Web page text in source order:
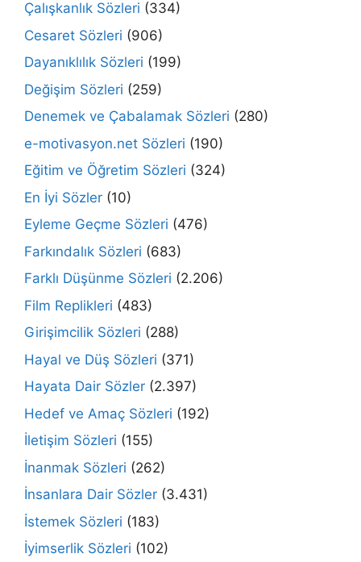
Çalışkanlık Sözleri (334)
Cesaret Sözleri (906)
Dayanıklılık Sözleri (199)
Değişim Sözleri (259)
Denemek ve Çabalamak Sözleri (280)
e-motivasyon.net Sözleri (190)
Eğitim ve Öğretim Sözleri (324)
En İyi Sözler (10)
Eyleme Geçme Sözleri (476)
Farkındalık Sözleri (683)
Farklı Düşünme Sözleri (2.206)
Film Replikleri (483)
Girişimcilik Sözleri (288)
Hayal ve Düş Sözleri (371)
Hayata Dair Sözler (2.397)
Hedef ve Amaç Sözleri (192)
İletişim Sözleri (155)
İnanmak Sözleri (262)
İnsanlara Dair Sözler (3.431)
İstemek Sözleri (183)
İyimserlik Sözleri (102)